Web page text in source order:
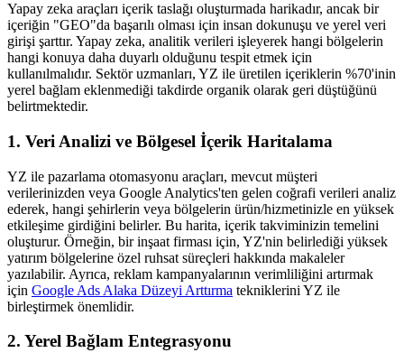
Yapay zeka araçları içerik taslağı oluşturmada harikadır, ancak bir
içeriğin "GEO"da başarılı olması için insan dokunuşu ve yerel veri
girişi şarttır. Yapay zeka, analitik verileri işleyerek hangi bölgelerin
hangi konuya daha duyarlı olduğunu tespit etmek için
kullanılmalıdır. Sektör uzmanları, YZ ile üretilen içeriklerin %70'inin
yerel bağlam eklenmediği takdirde organik olarak geri düştüğünü
belirtmektedir.
1. Veri Analizi ve Bölgesel İçerik Haritalama
YZ ile pazarlama otomasyonu araçları, mevcut müşteri
verilerinizden veya Google Analytics'ten gelen coğrafi verileri analiz
ederek, hangi şehirlerin veya bölgelerin ürün/hizmetinizle en yüksek
etkileşime girdiğini belirler. Bu harita, içerik takviminizin temelini
oluşturur. Örneğin, bir inşaat firması için, YZ'nin belirlediği yüksek
yatırım bölgelerine özel ruhsat süreçleri hakkında makaleler
yazılabilir. Ayrıca, reklam kampanyalarının verimliliğini artırmak
için Google Ads Alaka Düzeyi Arttırma tekniklerini YZ ile
birleştirmek önemlidir.
2. Yerel Bağlam Entegrasyonu